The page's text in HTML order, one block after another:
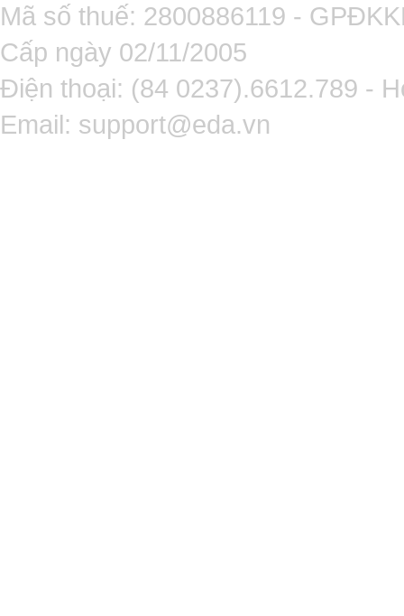
Mã số thuế: 2800886119 -
Cấp ngày 02/11/2005
Điện thoại: (84 0237).6612.789 -
Email: support@eda.vn